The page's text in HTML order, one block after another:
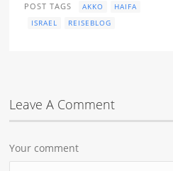
POST TAGS AKKO
HAIFA
ISRAEL
REISEBLOG
Leave A Comment
Your comment